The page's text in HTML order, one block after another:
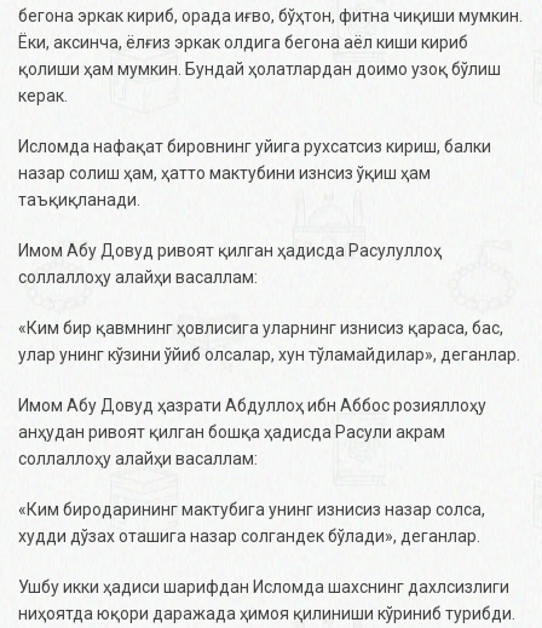
бегона эркак кириб, орада иғво, бўҳтон, фитна чиқиши мумкин.
Ёки, аксинча, ёлғиз эркак олдига бегона аёл киши кириб
қолиши ҳам мумкин. Бундай ҳолатлардан доимо узоқ бўлиш
керак.
Исломда нафақат бировнинг уйига рухсатсиз кириш, балки
назар солиш ҳам, ҳатто мактубини изнсиз ўқиш ҳам
таъқиқланади.
Имом Абу Довуд ривоят қилган ҳадисда Расулуллоҳ
соллаллоҳу алайҳи васаллам:
«Ким бир қавмнинг ҳовлисига уларнинг изнисиз қараса, бас,
улар унинг кўзини ўйиб олсалар, хун тўламайдилар», деганлар.
Имом Абу Довуд ҳазрати Абдуллоҳ ибн Аббос розияллоҳу
анҳудан ривоят қилган бошқа ҳадисда Расули акрам
соллаллоҳу алайҳи васаллам:
«Ким биродарининг мактубига унинг изнисиз назар солса,
худди дўзах оташига назар солгандек бўлади», деганлар.
Ушбу икки ҳадиси шарифдан Исломда шахснинг дахлсизлиги
ниҳоятда юқори даражада ҳимоя қилиниши кўриниб турибди.